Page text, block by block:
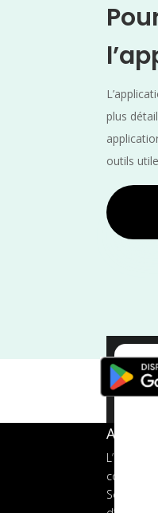
plus
outils
A
coureurs
Services